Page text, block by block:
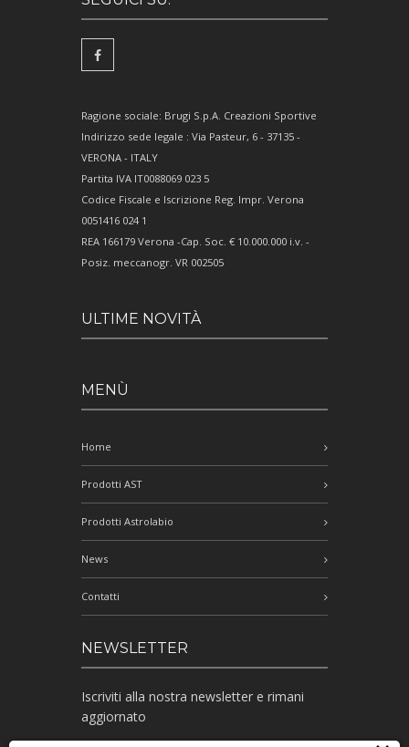
Ragione sociale: Brugi S.p.A. Creazioni Sportive
Indirizzo sede legale : Via Pasteur, 6 - 37135 -
VERONA - ITALY
Partita IVA IT0088069 023 5
Codice Fiscale e Iscrizione Reg. Impr. Verona
0051416 024 1
REA 166179 Verona -Cap. Soc. € 10.000.000 i.v. -
Posiz. meccanogr. VR 002505
ULTIME NOVITÀ
MENÙ
Home
Prodotti AST
Prodotti Astrolabio
News
Contatti
NEWSLETTER
Iscriviti alla nostra newsletter e rimani
aggiornato